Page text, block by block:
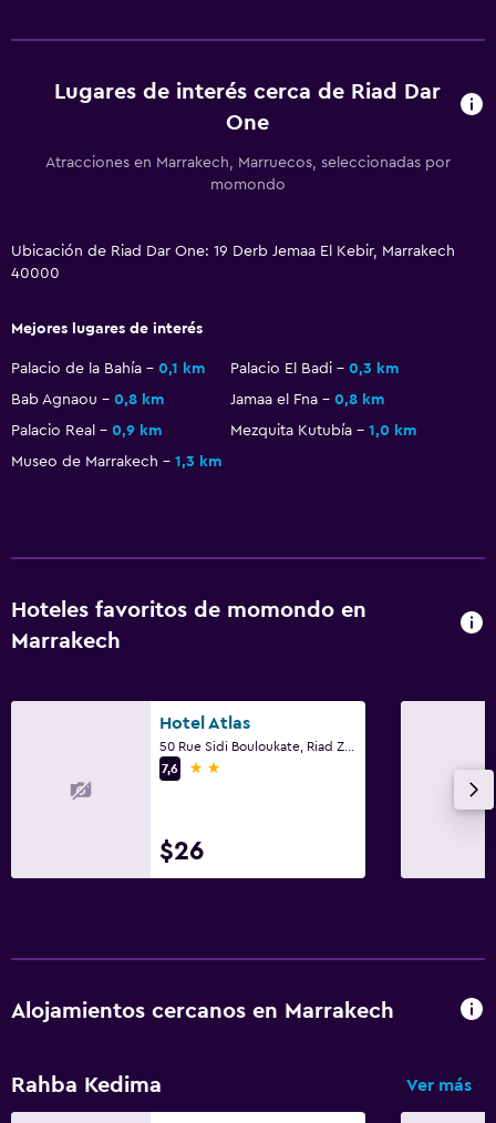
Lugares de interés cerca de Riad Dar
One
Atracciones en Marrakech, Marruecos, seleccionadas por
momondo
Ubicación de Riad Dar One: 19 Derb Jemaa El Kebir, Marrakech
40000
Mejores lugares de interés
Palacio de la Bahía 0,1 km Palacio El Badi
0,3 km
Bab Agnaou
0,8 km Jamaa el Fna
0,8 km
Palacio Real
0,9 km Mezquita Kutubía
1,0 km
Museo de Marrakech
1,3 km
Hoteles favoritos de momondo en
Marrakech
Hotel Atlas
7,6
2 estrellas
$26
Alojamientos cercanos en Marrakech
Rahba Kedima Ver más